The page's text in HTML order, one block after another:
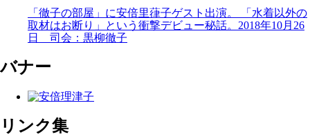
「徹子の部屋」に安倍里葎子ゲスト出演。 「水着以外の
取材はお断り」という衝撃デビュー秘話。2018年10月26
日 司会：黒柳徹子
バナー
リンク集